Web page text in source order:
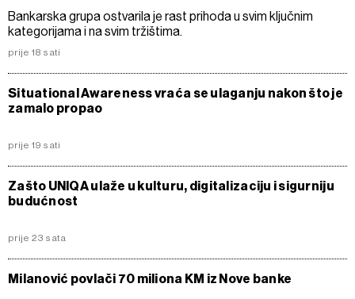
Bankarska grupa ostvarila je rast prihoda u svim ključnim
kategorijama i na svim tržištima.
prije 18 sati
Situational Awareness vraća se ulaganju nakon što je
zamalo propao
prije 19 sati
Zašto UNIQA ulaže u kulturu, digitalizaciju i sigurniju
budućnost
prije 23 sata
Milanović povlači 70 miliona KM iz Nove banke